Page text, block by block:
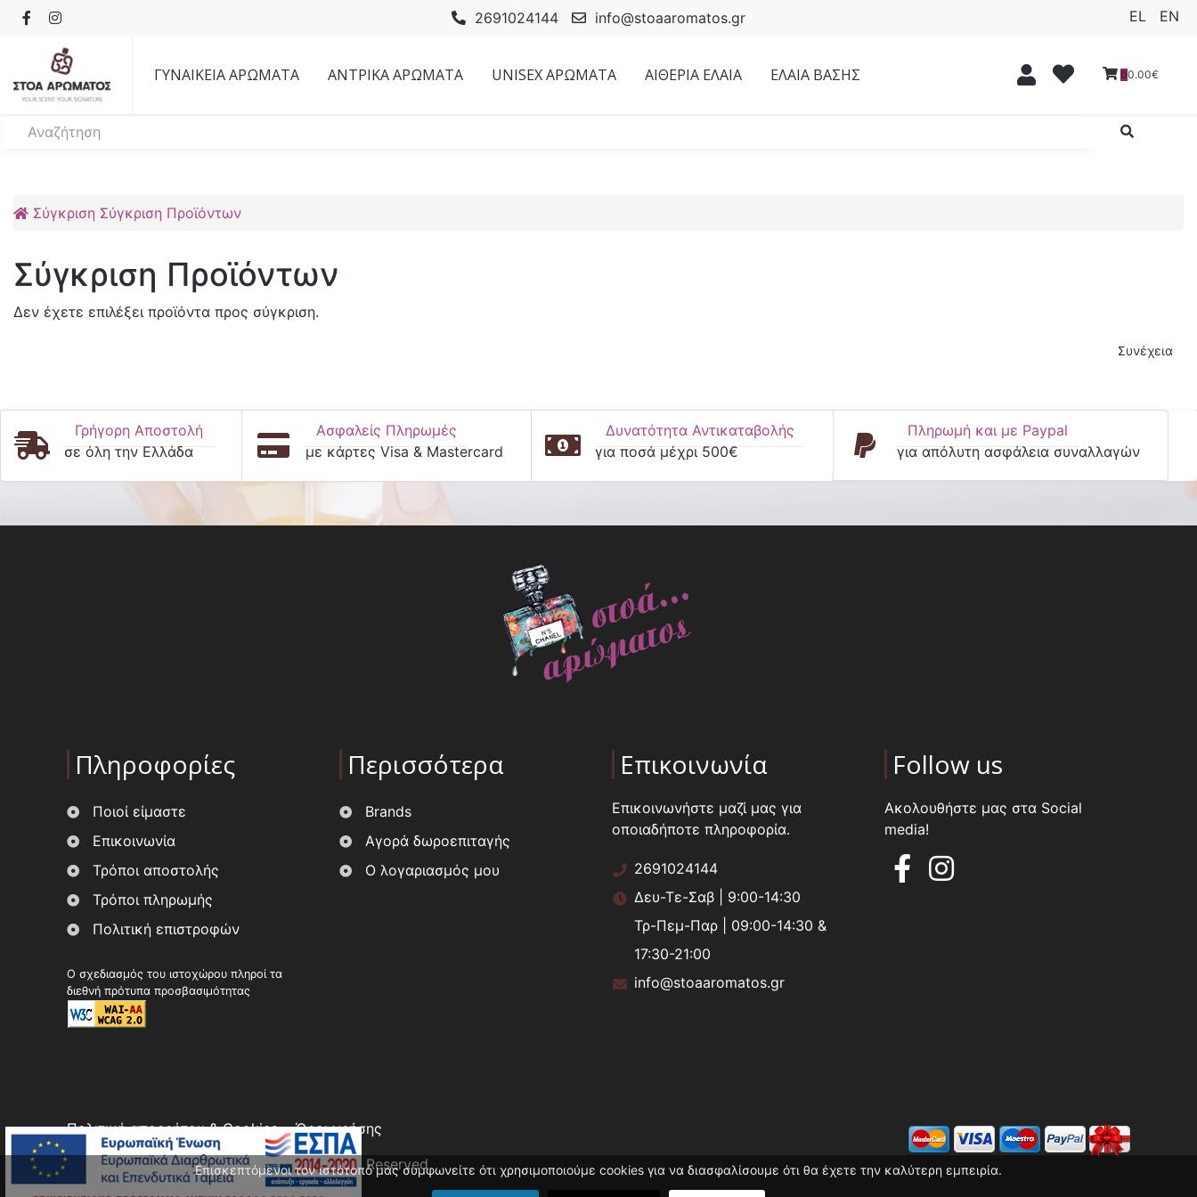
2691024144 info@stoaaromatos.gr EL EN
ΓΥΝΑΙΚΕΙΑ ΑΡΩΜΑΤΑ ΑΝΤΡΙΚΑ ΑΡΩΜΑΤΑ UNISEX ΑΡΩΜΑΤΑ ΑΙΘΕΡΙΑ ΕΛΑΙΑ ΕΛΑΙΑ ΒΑΣΗΣ 00.00€
Σύγκριση Σύγκριση Προϊόντων
Σύγκριση Προϊόντων
Δεν έχετε επιλέξει προϊόντα προς σύγκριση.
Συνέχεια
Γρήγορη Αποστολή
σε όλη την Ελλάδα
Ασφαλείς Πληρωμές
με κάρτες Visa & Mastercard
Δυνατότητα Αντικαταβολής
για ποσά μέχρι 500€
Πληρωμή και με Paypal
για απόλυτη ασφάλεια συναλλαγών
Πληροφορίες
Ποιοί είμαστε
Επικοινωνία
Τρόποι αποστολής
Τρόποι πληρωμής
Πολιτική επιστροφών
Ο σχεδιασμός του ιστοχώρου πληροί τα
διεθνή πρότυπα προσβασιμότητας
Περισσότερα
Brands
Αγορά δωροεπιταγής
Ο λογαριασμός μου
Επικοινωνία
Επικοινωνήστε μαζί μας για
οποιαδήποτε πληροφορία.
2691024144
Δευ-Τε-Σαβ | 9:00-14:30
Τρ-Πεμ-Παρ | 09:00-14:30 &
17:30-21:00
info@stoaaromatos.gr
Follow us
Ακολουθήστε μας στα Social
media!
Πολιτική απορρήτου & Cookies
Όροι χρήσης
Copyright 2026, Στοά Αρώματος. All Rights Reserved
Επισκεπτόμενοι τον ιστότοπό μας συμφωνείτε ότι χρησιμοποιούμε cookies για να διασφαλίσουμε ότι θα έχετε την καλύτερη εμπειρία.